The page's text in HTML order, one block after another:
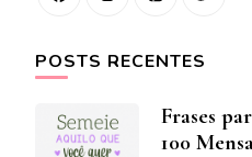
POSTS RECENTES
Frases
100